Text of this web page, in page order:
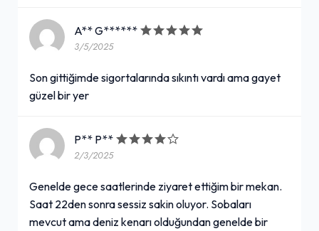
A** G******
3/5/2025
Son gittiğimde sigortalarında sıkıntı vardı ama gayet
güzel bir yer
P** P**
2/3/2025
Genelde gece saatlerinde ziyaret ettiğim bir mekan.
Saat 22den sonra sessiz sakin oluyor. Sobaları
mevcut ama deniz kenarı olduğundan genelde bir